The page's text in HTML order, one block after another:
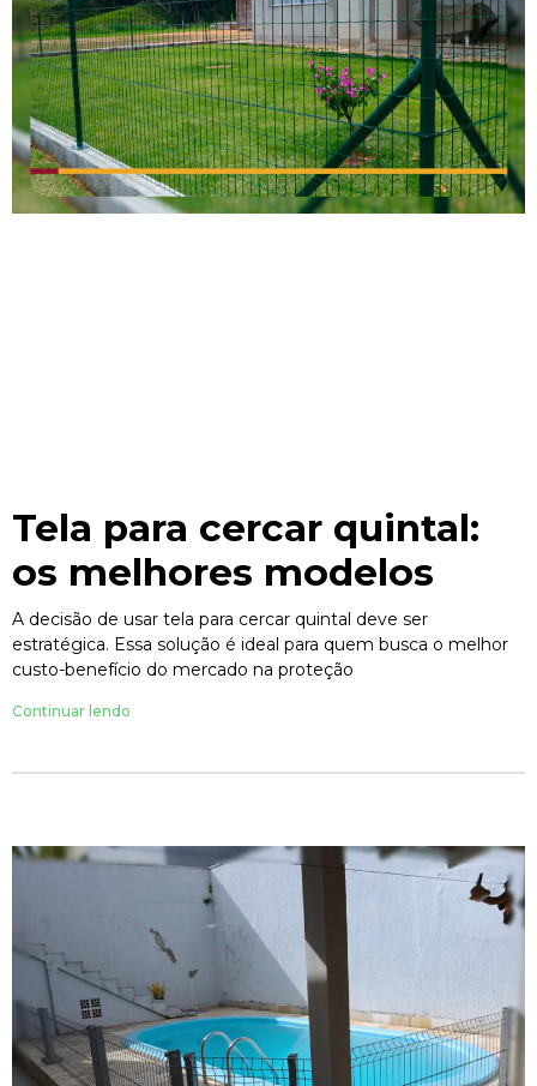
Tela para cercar quintal:
os melhores modelos
A decisão de usar tela para cercar quintal deve ser
estratégica. Essa solução é ideal para quem busca o melhor
custo-benefício do mercado na proteção
Continuar lendo